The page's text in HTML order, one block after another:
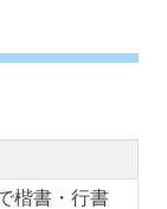
楷書・行書